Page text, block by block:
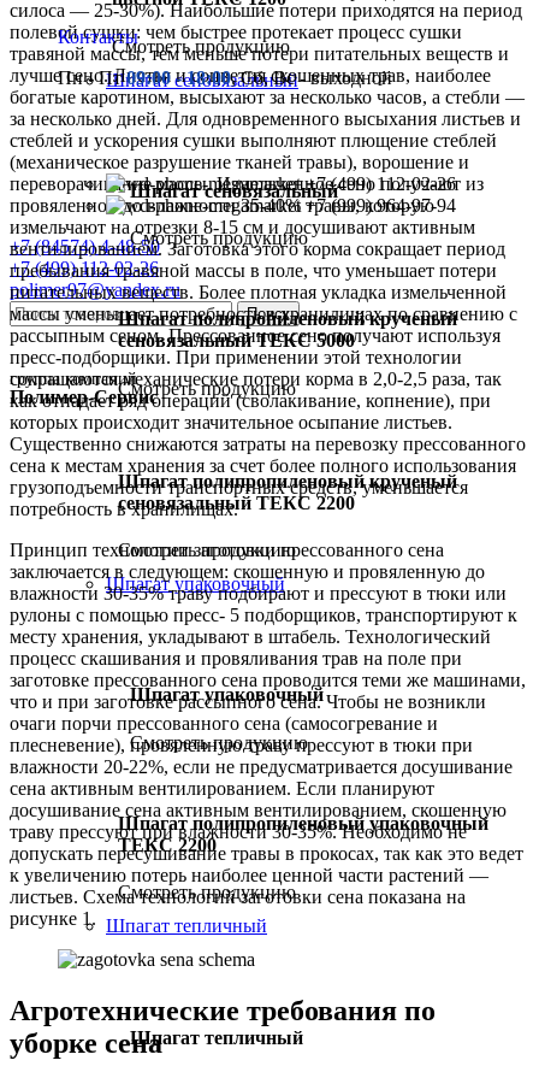
Контакты
Пн - Пт09:00 - 18:00, Сб, Вс - выходной
+7 (499) 112-02-26
+7 (999) 964-97-94
+7 (84574) 4-48-50
+7 (499) 112-02-26
polimer97@yandex.ru
Поиск
группа компаний
Полимер-Сервис
Смотреть продукцию
Шпагат сеновязальный
Шпагат сеновязальный
Смотреть продукцию
Шпагат полипропиленовый крученый
сеновязальный ТЕКС 5000
Смотреть продукцию
Шпагат полипропиленовый крученый
сеновязальный ТЕКС 2200
Смотреть продукцию
Шпагат упаковочный
Шпагат упаковочный
Смотреть продукцию
Шпагат полипропиленовый упаковочный
ТЕКС 2200
Смотреть продукцию
Шпагат тепличный
Шпагат тепличный
силоса — 25-30%). Наибольшие потери приходятся на период
полевой сушки: чем быстрее протекает процесс сушки
травяной массы, тем меньше потери питательных веществ и
лучше сено. Листья и соцветия скошенных трав, наиболее
богатые каротином, высыхают за несколько часов, а стебли —
за несколько дней. Для одновременного высыхания листьев и
стеблей и ускорения сушки выполняют плющение стеблей
(механическое разрушение тканей травы), ворошение и
переворачивание массы. Измельченное сено получают из
провяленной до влажности 35-40% травы, которую
измельчают на отрезки 8-15 см и досушивают активным
вентилированием. Заготовка этого корма сокращает период
пребывания травяной массы в поле, что уменьшает потери
питательных веществ. Более плотная укладка измельченной
массы уменьшает потребность в хранилищах по сравнению с
рассыпным сеном. Прессованное сено получают используя
пресс-подборщики. При применении этой технологии
сокращаются механические потери корма в 2,0-2,5 раза, так
как отпадает ряд операций (сволакивание, копнение), при
которых происходит значительное осыпание листьев.
Существенно снижаются затраты на перевозку прессованного
сена к местам хранения за счет более полного использования
грузоподъемности транспортных средств, уменьшается
потребность в хранилищах.
Принцип технологии заготовки прессованного сена
заключается в следующем: скошенную и провяленную до
влажности 30-35% траву подбирают и прессуют в тюки или
рулоны с помощью пресс- 5 подборщиков, транспортируют к
месту хранения, укладывают в штабель. Технологический
процесс скашивания и провяливания трав на поле при
заготовке прессованного сена проводится теми же машинами,
что и при заготовке рассыпного сена. Чтобы не возникли
очаги порчи прессованного сена (самосогревание и
плесневение), провяленную траву прессуют в тюки при
влажности 20-22%, если не предусматривается досушивание
сена активным вентилированием. Если планируют
досушивание сена активным вентилированием, скошенную
траву прессуют при влажности 30-35%. Необходимо не
допускать пересушивание травы в прокосах, так как это ведет
к увеличению потерь наиболее ценной части растений —
листьев. Схема технологий заготовки сена показана на
рисунке 1.
Агротехнические требования по
уборке сена